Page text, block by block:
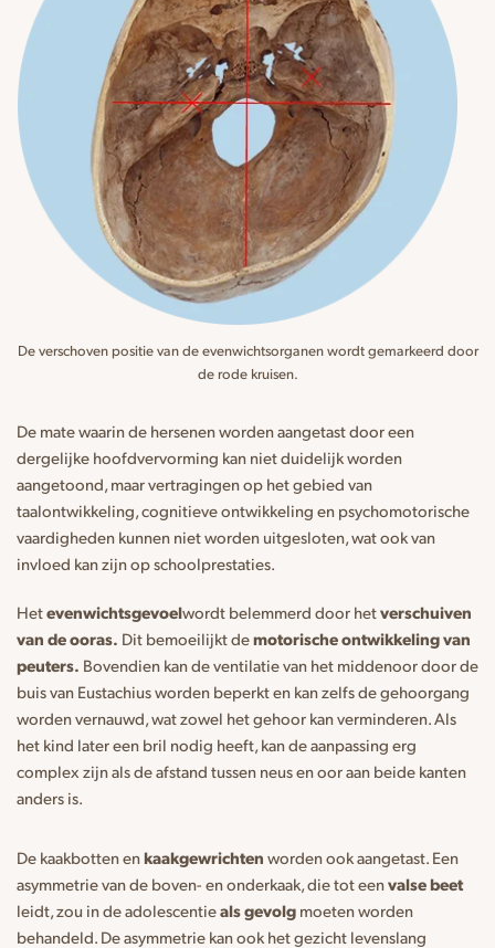
De verschoven positie van de evenwichtsorganen wordt gemarkeerd door
de rode kruisen.
De mate waarin de hersenen worden aangetast door een
dergelijke hoofdvervorming kan niet duidelijk worden
aangetoond, maar vertragingen op het gebied van
taalontwikkeling, cognitieve ontwikkeling en psychomotorische
vaardigheden kunnen niet worden uitgesloten, wat ook van
invloed kan zijn op schoolprestaties.
Hetevenwichtsgevoelwordt belemmerd door hetverschuiven
van de ooras. Dit bemoeilijkt demotorische ontwikkeling van
peuters. Bovendien kan de ventilatie van het middenoor door de
buis van Eustachius worden beperkt en kan zelfs de gehoorgang
worden vernauwd, wat zowel het gehoor kan verminderen. Als
het kind later een bril nodig heeft, kan de aanpassing erg
complex zijn als de afstand tussen neus en oor aan beide kanten
anders is.
De kaakbotten enkaakgewrichten worden ook aangetast. Een
asymmetrie van de boven- en onderkaak, die tot eenvalse beet
leidt, zou in de adolescentieals gevolg moeten worden
behandeld. De asymmetrie kan ook het gezicht levenslang